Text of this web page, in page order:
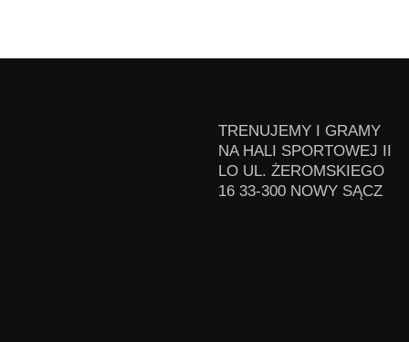
TRENUJEMY I GRAMY
NA HALI SPORTOWEJ II
LO UL. ŻEROMSKIEGO
16 33-300 NOWY SĄCZ